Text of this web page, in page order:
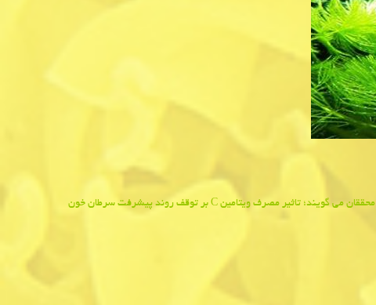
محققان می گویند؛ تاثیر مصرف ویتامین C بر توقف روند پیشرفت سرطان خون